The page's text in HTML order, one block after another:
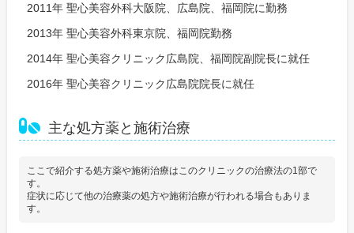
2011年 聖心美容外科大阪院、広島院、福岡院に勤務
2013年 聖心美容外科東京院、福岡院勤務
2014年 聖心美容クリニック広島院、福岡院副院長に就任
2016年 聖心美容クリニック広島院院長に就任
主な処方薬と施術治療
ここで紹介する処方薬や施術治療はこのクリニックの治療法の1部で
す。
症状に応じて他の治療薬の処方や施術治療が行われる場合もありま
す。